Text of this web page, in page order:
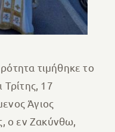
τιμήθηκε το
Τρίτης, 17
Άγιος
ο εν Ζακύνθω,